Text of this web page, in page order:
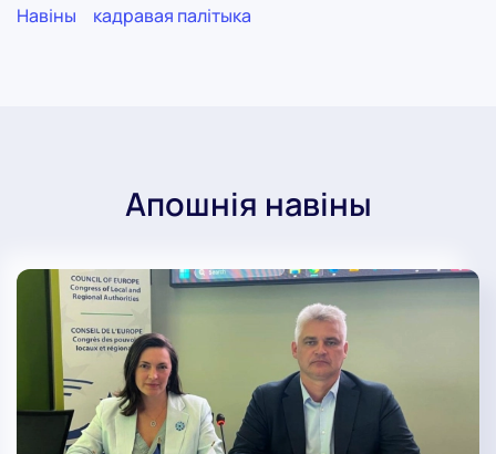
Навіны кадравая палітыка
Апошнія навіны